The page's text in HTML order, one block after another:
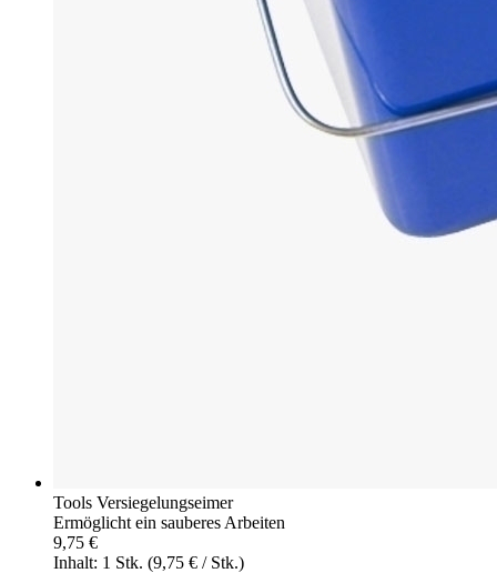
Tools Versiegelungseimer
Ermöglicht ein sauberes Arbeiten
9,75 €
Inhalt: 1 Stk. (9,75 € / Stk.)